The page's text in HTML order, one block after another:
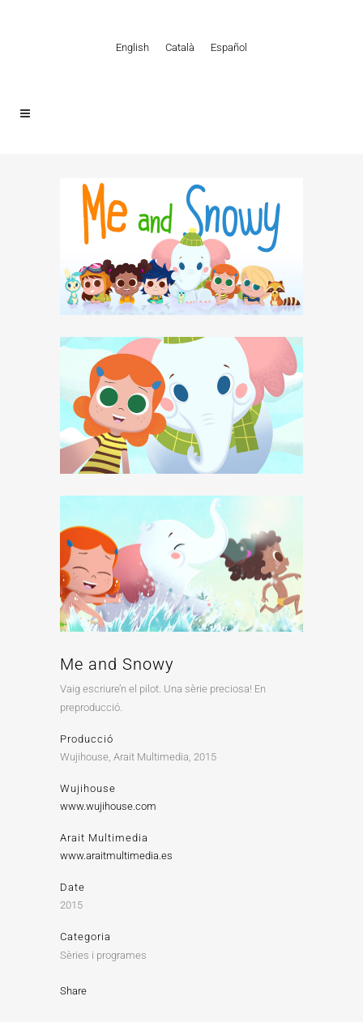
English Català Español
Me and Snowy
Vaig escriure’n el pilot. Una sèrie preciosa! En
preproducció.
Producció
Wujihouse, Arait Multimedia, 2015
Wujihouse
www.wujihouse.com
Arait Multimedia
www.araitmultimedia.es
Date
2015
Categoria
Sèries i programes
Share